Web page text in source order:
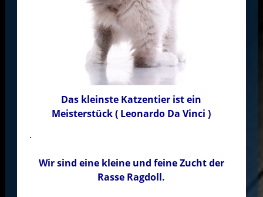
Das kleinste Katzentier ist ein
Meisterstück( Leonardo Da Vinci )
.
Wir sind eine kleine und feine Zucht der
Rasse Ragdoll.